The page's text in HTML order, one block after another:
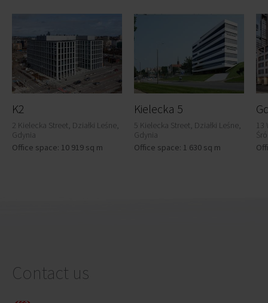
K2
2 Kielecka Street, Działki Leśne,
Gdynia
Office space: 10 919 sq m
Kielecka 5
5 Kielecka Street, Działki Leśne,
Gdynia
Office space: 1 630 sq m
13
Contact us